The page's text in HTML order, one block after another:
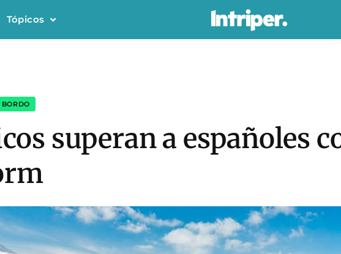
Tópicos
superan a españoles